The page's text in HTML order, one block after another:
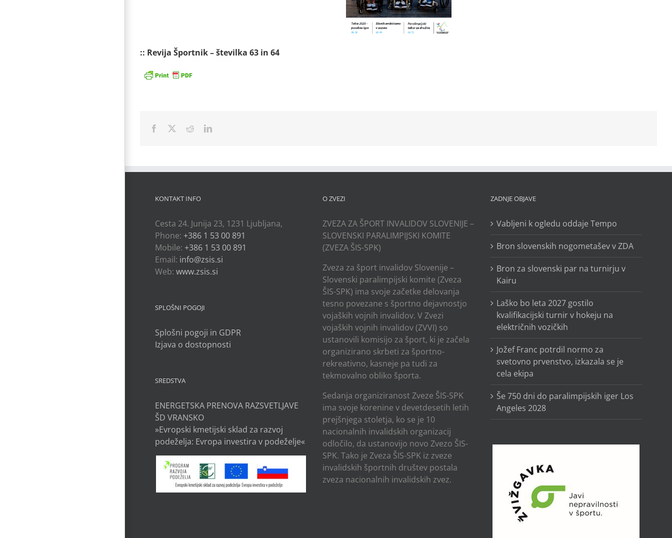
:: Revija Športnik – številka 63 in 64
Facebook RedditLinkedIn
KONTAKT INFO
Cesta 24. Junija 23, 1231 Ljubljana,
Phone: +386 1 53 00 891
Mobile: +386 1 53 00 891
Email: info@zsis.si
Web: www.zsis.si
SPLOŠNI POGOJI
Splošni pogoji in GDPR
Izjava o dostopnosti
SREDSTVA
ENERGETSKA PRENOVA RAZSVETLJAVE
ŠD VRANSKO
»Evropski kmetijski sklad za razvoj
podeželja: Evropa investira v podeželje«
O ZVEZI
ZVEZA ZA ŠPORT INVALIDOV SLOVENIJE –
SLOVENSKI PARALIMPIJSKI KOMITE
(ZVEZA ŠIS-SPK)
Zveza za šport invalidov Slovenije –
Slovenski paralimpijski komite (Zveza
ŠIS-SPK) ima svoje začetke delovanja
tesno povezane s športno dejavnostjo
vojaških vojnih invalidov. V Zvezi
vojaških vojnih invalidov (ZVVI) so
ustanovili komisijo za šport, ki je začela
organizirano skrbeti za športno-
rekreativno, kasneje pa tudi za
tekmovalno obliko športa.
Sedanja organiziranost Zveze ŠIS-SPK
ima svoje korenine v devetdesetih letih
prejšnjega stoletja, ko se je 10
nacionalnih invalidskih organizacij
odločilo, da ustanovijo novo Zvezo ŠIS-
SPK. Tako je Zveza ŠIS-SPK iz zveze
invalidskih športnih društev postala
zveza nacionalnih invalidskih zvez.
ZADNJE OBJAVE
Vabljeni k ogledu oddaje Tempo
Bron slovenskih nogometašev v ZDA
Bron za slovenski par na turnirju v
Kairu
Laško bo leta 2027 gostilo
kvalifikacijski turnir v hokeju na
električnih vozičkih
Jožef Franc potrdil normo za
svetovno prvenstvo, izkazala se je
cela ekipa
Še 750 dni do paralimpijskih iger Los
Angeles 2028